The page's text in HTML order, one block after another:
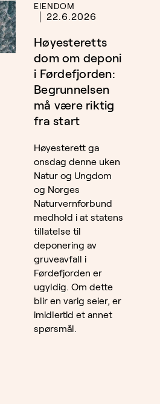
EIENDOM
22.6.2026
Høyesteretts
dom om deponi
i Førdefjorden:
Begrunnelsen
må være riktig
fra start
Høyesterett ga
onsdag denne uken
Natur og Ungdom
og Norges
Naturvernforbund
medhold i at statens
tillatelse til
deponering av
gruveavfall i
Førdefjorden er
ugyldig. Om dette
blir en varig seier, er
imidlertid et annet
spørsmål.